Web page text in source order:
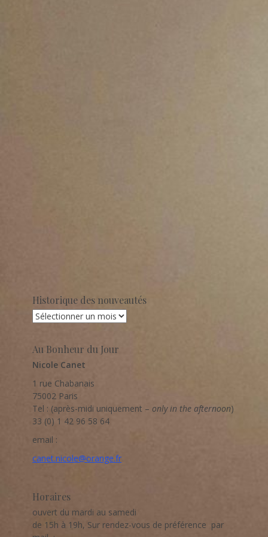
Historique des nouveautés
Historique
Au Bonheur du Jour
Nicole Canet
1 rue Chabanais
75002 Paris
Tel : (après-midi uniquement – only in the afternoon)
33 (0) 1 42 96 58 64
email :
canet.nicole@orange.fr
Horaires
ouvert du mardi au samedi
de 15h à 19h, Sur rendez-vous de préférence par